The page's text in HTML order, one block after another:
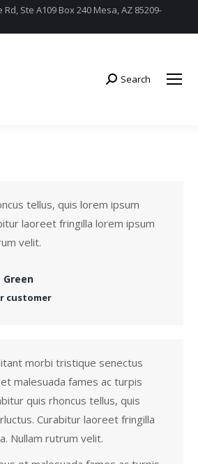
Rd, Ste A109 Box 240 Mesa, AZ 85209-
Search:
Search
tellus, quis lorem ipsum
laoreet fringilla lorem ipsum
velit.
Green
customer
morbi tristique senectus
malesuada fames ac turpis
quis rhoncus tellus, quis
Curabitur laoreet fringilla
Nullam rutrum velit.